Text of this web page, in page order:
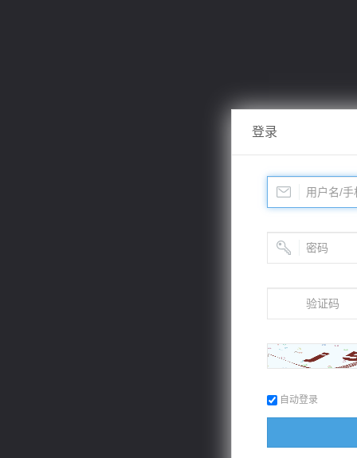
登录
自动登录